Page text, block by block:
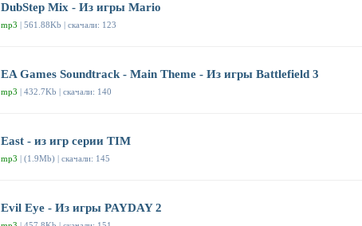
DubStep Mix - Из игры Mario
mp3 | 561.88Kb | скачали: 123
EA Games Soundtrack - Main Theme - Из игры Battlefield 3
mp3 | 432.7Kb | скачали: 140
East - из игр серии TIM
mp3 | (1.9Mb) | скачали: 145
Evil Eye - Из игры PAYDAY 2